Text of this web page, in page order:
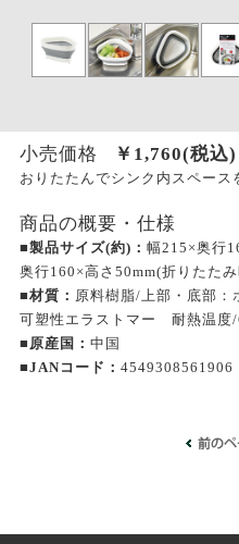
小売価格 ￥ 1,760(税込)
おりたたんでシンク内スペース
商品の概要・仕様
■製品サイズ(約)： 幅215×奥行
奥行160×高さ50mm(折りたた
■材質： 原料樹脂/上部・底部：
可塑性エラストマー 耐熱温
■原産国： 中国
■JANコード： 4549308561906